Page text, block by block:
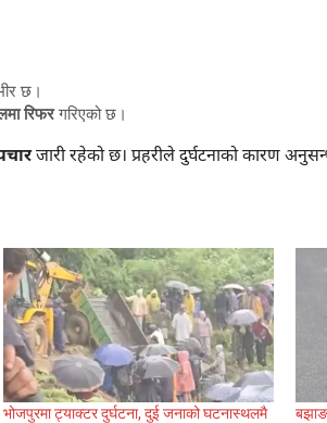
छ।
रिफरगरिएको छ।
जारी रहेको छ। प्रहरीले दुर्घटनाको कारण
भोजपुरमा ट्याक्टर दुर्घटना, दुई जनाको घटनास्थलमै